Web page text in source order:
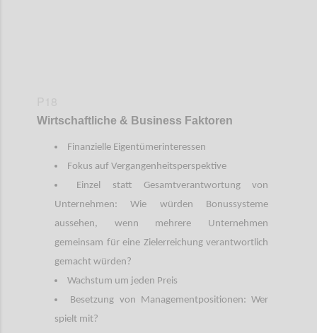
Wirtschaftliche & Business Faktoren
Finanzielle Eigentümerinteressen
Fokus auf Vergangenheitsperspektive
Einzel statt Gesamtverantwortung von
Unternehmen: Wie würden Bonussysteme
aussehen, wenn mehrere Unternehmen
gemeinsam für eine Zielerreichung verantwortlich
gemacht würden?
Wachstum um jeden Preis
Besetzung von Managementpositionen: Wer
spielt mit?